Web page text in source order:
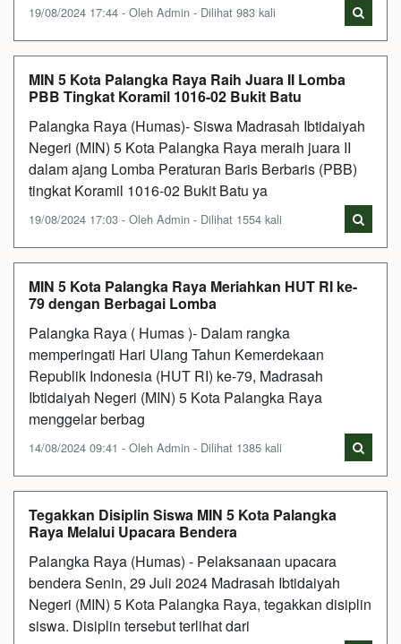
19/08/2024 17:44 - Oleh Admin - Dilihat 983 kali
MIN 5 Kota Palangka Raya Raih Juara II Lomba
PBB Tingkat Koramil 1016-02 Bukit Batu
Palangka Raya (Humas)- Siswa Madrasah Ibtidaiyah
Negeri (MIN) 5 Kota Palangka Raya meraih juara II
dalam ajang Lomba Peraturan Baris Berbaris (PBB)
tingkat Koramil 1016-02 Bukit Batu ya
19/08/2024 17:03 - Oleh Admin - Dilihat 1554 kali
MIN 5 Kota Palangka Raya Meriahkan HUT RI ke-
79 dengan Berbagai Lomba
Palangka Raya ( Humas )- Dalam rangka
memperingati Hari Ulang Tahun Kemerdekaan
Republik Indonesia (HUT RI) ke-79, Madrasah
Ibtidaiyah Negeri (MIN) 5 Kota Palangka Raya
menggelar berbag
14/08/2024 09:41 - Oleh Admin - Dilihat 1385 kali
Tegakkan Disiplin Siswa MIN 5 Kota Palangka
Raya Melalui Upacara Bendera
Palangka Raya (Humas) - Pelaksanaan upacara
bendera Senin, 29 Juli 2024 Madrasah Ibtidaiyah
Negeri (MIN) 5 Kota Palangka Raya, tegakkan disiplin
siswa. Disiplin tersebut terlihat dari